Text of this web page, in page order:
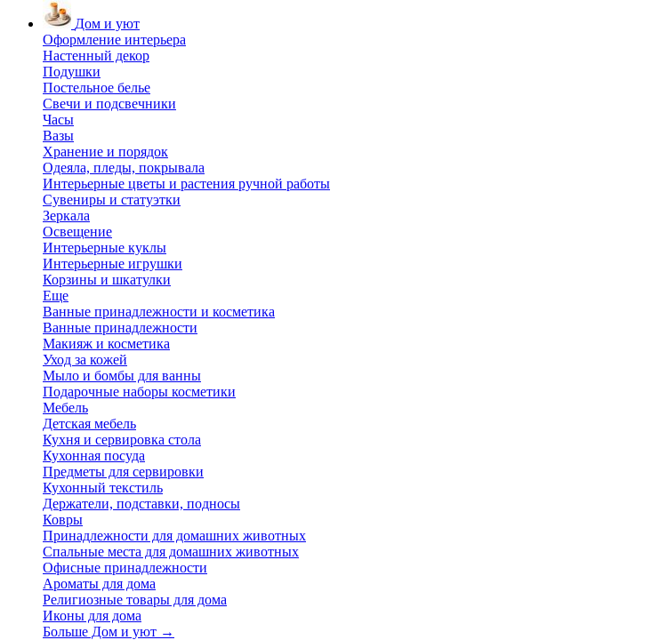
Дом и уют
Оформление интерьера
Настенный декор
Подушки
Постельное белье
Свечи и подсвечники
Часы
Вазы
Хранение и порядок
Одеяла, пледы, покрывала
Интерьерные цветы и растения ручной работы
Сувениры и статуэтки
Зеркала
Освещение
Интерьерные куклы
Интерьерные игрушки
Корзины и шкатулки
Еще
Ванные принадлежности и косметика
Ванные принадлежности
Макияж и косметика
Уход за кожей
Мыло и бомбы для ванны
Подарочные наборы косметики
Мебель
Детская мебель
Кухня и сервировка стола
Кухонная посуда
Предметы для сервировки
Кухонный текстиль
Держатели, подставки, подносы
Ковры
Принадлежности для домашних животных
Спальные места для домашних животных
Офисные принадлежности
Ароматы для дома
Религиозные товары для дома
Иконы для дома
Больше Дом и уют →